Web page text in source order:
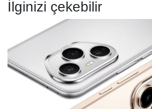
İlginizi çekebilir